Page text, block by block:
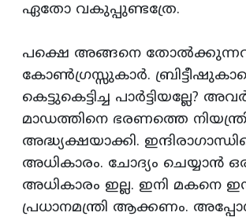
ഏതോ വകുപ്പുണ്ടത്രേ.
പക്ഷെ അങ്ങനെ
കോണ്‍ഗ്രസ്സുകാര്‍.
കെട്ടുകെട്ടിച്ച പാര്‍ട്ടിയല്ലേ?
മാഡത്തിനെ ഭരണത്തെ
അദ്ധ്യക്ഷയാക്കി.
അധികാരം. ചോദ്യം ചെയ്യാന്‍
അധികാരം ഇല്ല. ഇനി മകനെ
പ്രധാനമന്ത്രി ആക്കണം.